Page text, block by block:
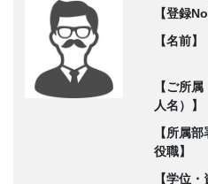
【登録No
【名前】
【ご所属
人名）】
【所属部
役職】
【学位・